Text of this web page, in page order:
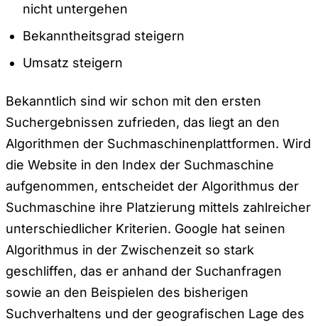
nicht untergehen
Bekanntheitsgrad steigern
Umsatz steigern
Bekanntlich sind wir schon mit den ersten
Suchergebnissen zufrieden, das liegt an den
Algorithmen der Suchmaschinenplattformen. Wird
die Website in den Index der Suchmaschine
aufgenommen, entscheidet der Algorithmus der
Suchmaschine ihre Platzierung mittels zahlreicher
unterschiedlicher Kriterien. Google hat seinen
Algorithmus in der Zwischenzeit so stark
geschliffen, das er anhand der Suchanfragen
sowie an den Beispielen des bisherigen
Suchverhaltens und der geografischen Lage des